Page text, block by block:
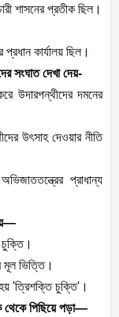
শাসনের প্রতীক ছিল।
কার্যালয় ছিল।
সংঘাত দেখা দেয়-
উদারপন্থীদের দমনের
উৎসাহ দেওয়ার নীতি
প্রাধান্য
চুক্তি।
মূল ভিত্তি।
'ত্রিশক্তি চুক্তি' ।
থেকে পিছিয়ে পড়া—